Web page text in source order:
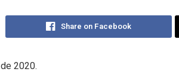
Share on Facebook
2020.